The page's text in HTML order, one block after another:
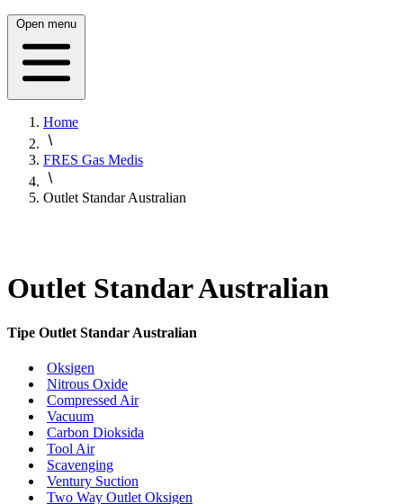
Open menu
Home
FRES Gas Medis
Outlet Standar Australian
Outlet Standar Australian
Tipe Outlet Standar Australian
Oksigen
Nitrous Oxide
Compressed Air
Vacuum
Carbon Dioksida
Tool Air
Scavenging
Ventury Suction
Two Way Outlet Oksigen